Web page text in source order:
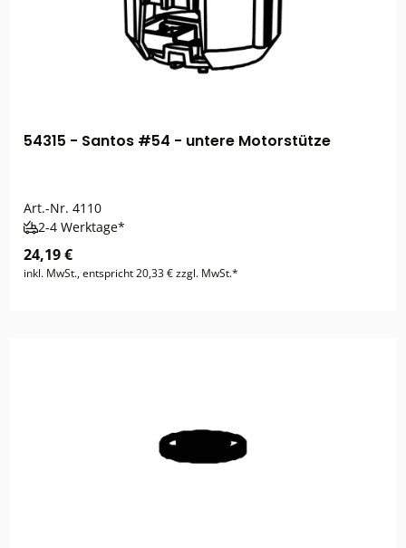
54315 - Santos #54 - untere Motorstütze
Art.-Nr. 4110
2-4 Werktage*
24,19 €
inkl. MwSt., entspricht 20,33 € zzgl. MwSt.*